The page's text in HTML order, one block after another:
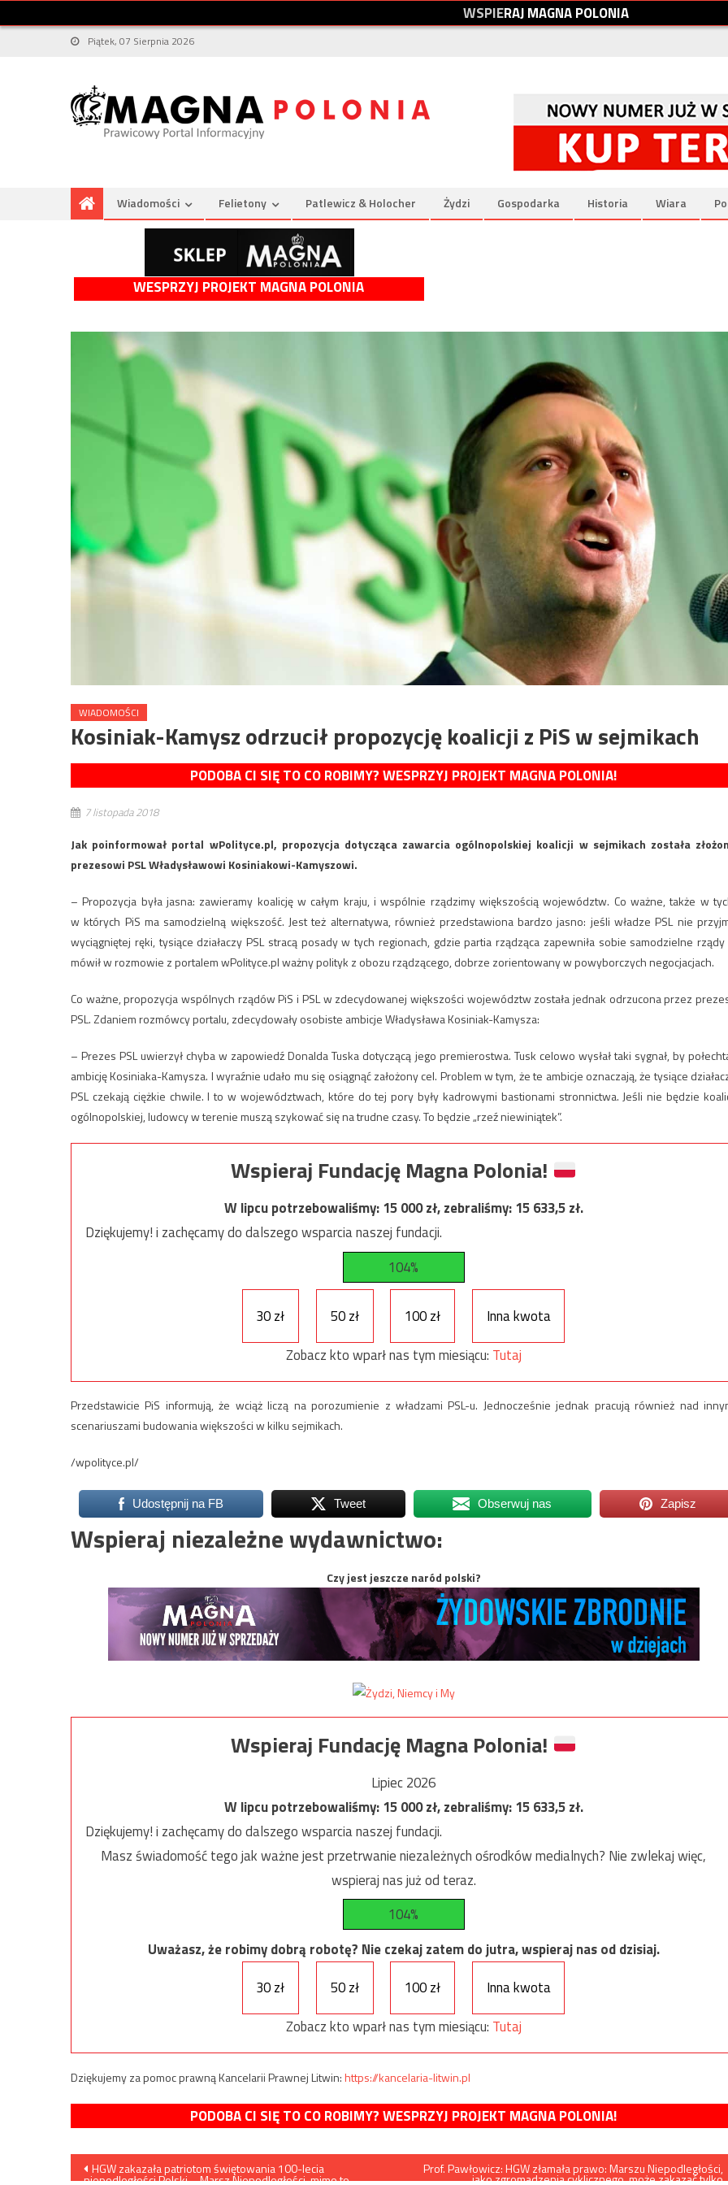
WSPIERAJMAGNAPOLONIA
Piątek, 07 Sierpnia 2026
Wiadomości Felietony Patlewicz & Holocher Żydzi Gospodarka Historia Wiara
WESPRZYJ PROJEKT MAGNA POLONIA
WIADOMOŚCI
Kosiniak-Kamysz odrzucił propozycję koalicji z PiS w sejmikach
PODOBA CI SIĘ TO CO ROBIMY? WESPRZYJ PROJEKT MAGNA POLONIA!
7 listopada 2018
Jak poinformował portal wPolityce.pl, propozycja dotycząca zawarcia ogólnopolskiej koalicji w sejmikach została
prezesowi PSL Władysławowi Kosiniakowi-Kamyszowi.
– Propozycja była jasna: zawieramy koalicję w całym kraju, i wspólnie rządzimy większością województw. Co ważne, także w
w których PiS ma samodzielną większość. Jest też alternatywa, również przedstawiona bardzo jasno: jeśli władze PSL nie
wyciągniętej ręki, tysiące działaczy PSL stracą posady w tych regionach, gdzie partia rządząca zapewniła sobie samodzielne
mówił w rozmowie z portalem wPolityce.pl ważny polityk z obozu rządzącego, dobrze zorientowany w powyborczych negocjacjach.
Co ważne, propozycja wspólnych rządów PiS i PSL w zdecydowanej większości województw została jednak odrzucona przez
PSL. Zdaniem rozmówcy portalu, zdecydowały osobiste ambicje Władysława Kosiniak-Kamysza:
– Prezes PSL uwierzył chyba w zapowiedź Donalda Tuska dotyczącą jego premierostwa. Tusk celowo wysłał taki sygnał, by
ambicję Kosiniaka-Kamysza. I wyraźnie udało mu się osiągnąć założony cel. Problem w tym, że te ambicje oznaczają, że tysiące
PSL czekają ciężkie chwile. I to w województwach, które do tej pory były kadrowymi bastionami stronnictwa. Jeśli nie będzie
ogólnopolskiej, ludowcy w terenie muszą szykować się na trudne czasy. To będzie „rzeź niewiniątek”.
Wspieraj Fundację Magna Polonia!
W lipcu potrzebowaliśmy:15 000zł, zebraliśmy:15 633,5zł.
Dziękujemy! i zachęcamy do dalszego wsparcia naszej fundacji.
104%
30 zł 50 zł 100 zł
Inna kwota
Zobacz kto wparł nas tym miesiącu: Tutaj
Przedstawicie PiS informują, że wciąż liczą na porozumienie z władzami PSL-u. Jednocześnie jednak pracują również nad
scenariuszami budowania większości w kilku sejmikach.
/wpolityce.pl/
Udostępnij na FB Tweet Obserwuj nas Zapisz
Wspieraj niezależne wydawnictwo:
Czy jest jeszcze naród polski?
Wspieraj Fundację Magna Polonia!
Lipiec 2026
W lipcu potrzebowaliśmy:15 000zł, zebraliśmy:15 633,5zł.
Dziękujemy! i zachęcamy do dalszego wsparcia naszej fundacji.
Masz świadomość tego jak ważne jest przetrwanie niezależnych ośrodków medialnych? Nie zwlekaj więc,
wspieraj nas już od teraz.
104%
Uważasz, że robimy dobrą robotę? Nie czekaj zatem do jutra, wspieraj nas od dzisiaj.
30 zł
50 zł 100 zł
Inna kwota
Zobacz kto wparł nas tym miesiącu: Tutaj
Dziękujemy za pomoc prawną Kancelarii Prawnej Litwin:https://kancelaria-litwin.pl
PODOBA CI SIĘ TO CO ROBIMY? WESPRZYJ PROJEKT MAGNA POLONIA!
Nawigacja
HGW zakazała patriotom świętowania 100-lecia
niepodległości Polski – Marsz Niepodległości, mimo to,
Prof. Pawłowicz: HGW złamała prawo: Marszu Niepodległości,
jako zgromadzenia cyklicznego, może zakazać tylko